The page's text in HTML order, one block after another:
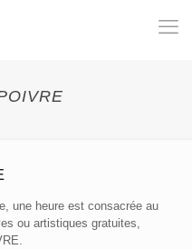
une heure est consacrée au
ou artistiques gratuites,